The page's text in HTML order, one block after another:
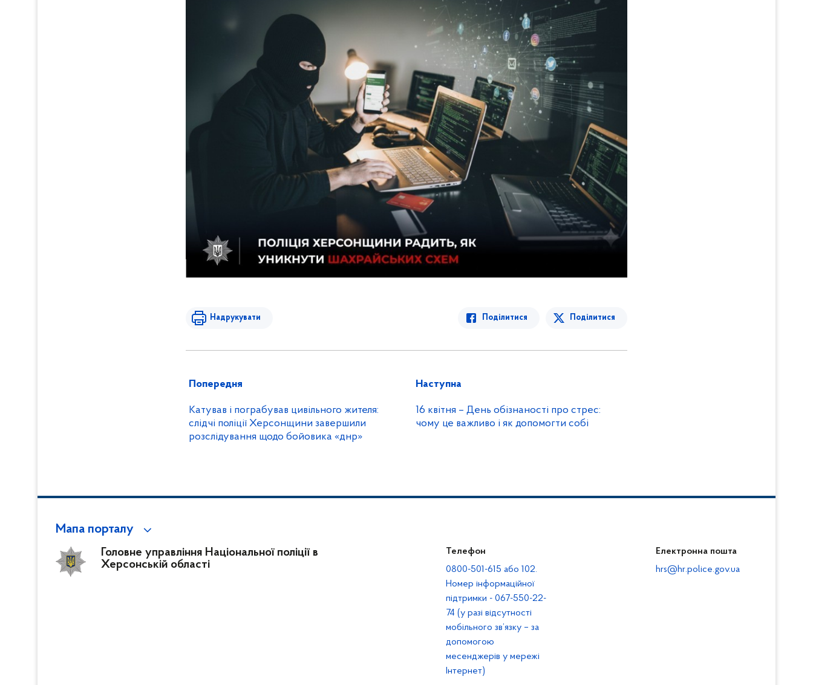
Надрукувати Поділитися Поділитися
Попередня
Катував і пограбував цивільного жителя:
слідчі поліції Херсонщини завершили
розслідування щодо бойовика «днр»
Наступна
16 квітня – День обізнаності про стрес:
чому це важливо і як допомогти собі
Мапа порталу
Головне управління Національної поліції в
Херсонській області
Телефон
0800-501-615 або 102.
Номер інформаційної
підтримки - 067-550-22-
74 (у разі відсутності
мобільного зв’язку – за
допомогою
месенджерів у мережі
Інтернет)
Електронна пошта
hrs@hr.police.gov.ua